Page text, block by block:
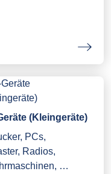
(Kleingeräte)
PCs,
Radios,
…